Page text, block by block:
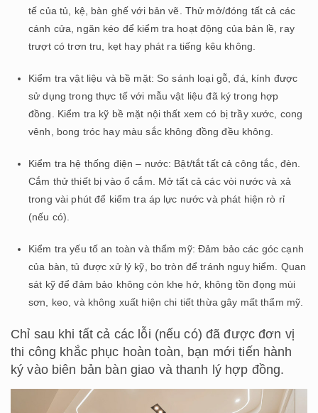
tế của tủ, kệ, bàn ghế với bản vẽ. Thử mở/đóng tất cả các
cánh cửa, ngăn kéo để kiểm tra hoạt động của bản lề, ray
trượt có trơn tru, kẹt hay phát ra tiếng kêu không.
Kiểm tra vật liệu và bề mặt: So sánh loại gỗ, đá, kính được
sử dụng trong thực tế với mẫu vật liệu đã ký trong hợp
đồng. Kiểm tra kỹ bề mặt nội thất xem có bị trầy xước, cong
vênh, bong tróc hay màu sắc không đồng đều không.
Kiểm tra hệ thống điện – nước: Bật/tắt tất cả công tắc, đèn.
Cắm thử thiết bị vào ổ cắm. Mở tất cả các vòi nước và xả
trong vài phút để kiểm tra áp lực nước và phát hiện rò rỉ
(nếu có).
Kiểm tra yếu tố an toàn và thẩm mỹ: Đảm bảo các góc cạnh
của bàn, tủ được xử lý kỹ, bo tròn để tránh nguy hiểm. Quan
sát kỹ để đảm bảo không còn khe hở, không tồn đọng mùi
sơn, keo, và không xuất hiện chi tiết thừa gây mất thẩm mỹ.
Chỉ sau khi tất cả các lỗi (nếu có) đã được đơn vị
thi công khắc phục hoàn toàn, bạn mới tiến hành
ký vào biên bản bàn giao và thanh lý hợp đồng.